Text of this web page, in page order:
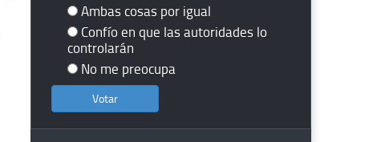
Ambas cosas por igual
Confío en que las autoridades lo
controlarán
No me preocupa